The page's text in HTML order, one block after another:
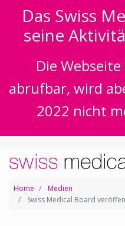
Das Swiss
seine
Die
abrufbar, wird
2022 nicht
Home
Medien
Swiss Medical Board